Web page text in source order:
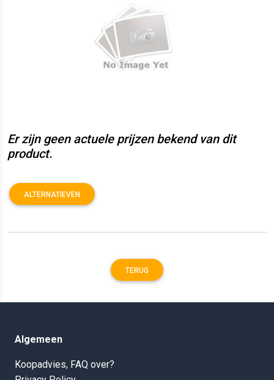
Er zijn geen actuele prijzen bekend van dit
product.
ALTERNATIEVEN
TERUG
Algemeen
Koopadvies, FAQ over?